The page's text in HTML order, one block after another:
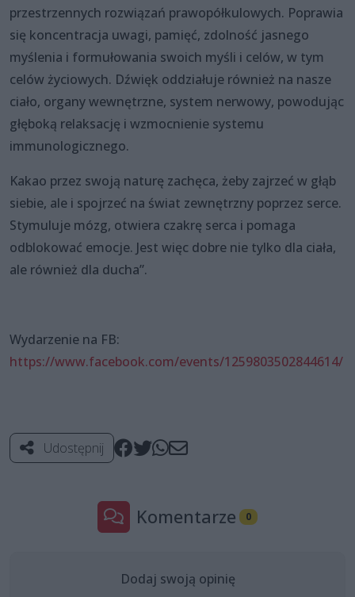
przestrzennych rozwiązań prawopółkulowych. Poprawia
się koncentracja uwagi, pamięć, zdolność jasnego
myślenia i formułowania swoich myśli i celów, w tym
celów życiowych. Dźwięk oddziałuje również na nasze
ciało, organy wewnętrzne, system nerwowy, powodując
głęboką relaksację i wzmocnienie systemu
immunologicznego.
Kakao przez swoją naturę zachęca, żeby zajrzeć w głąb
siebie, ale i spojrzeć na świat zewnętrzny poprzez serce.
Stymuluje mózg, otwiera czakrę serca i pomaga
odblokować emocje. Jest więc dobre nie tylko dla ciała,
ale również dla ducha”.
Wydarzenie na FB:
https://www.facebook.com/events/1259803502844614/
Udostępnij
Komentarze 0
Dodaj swoją opinię